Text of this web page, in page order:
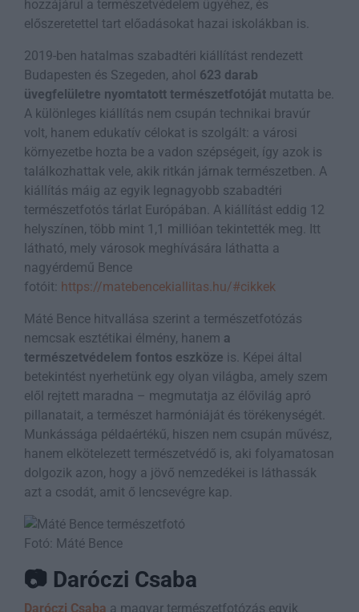
hozzájárul a természetvédelem ügyéhez, és
előszeretettel tart előadásokat hazai iskolákban is.
2019-ben hatalmas szabadtéri kiállítást rendezett
Budapesten és Szegeden, ahol 623 darab
üvegfelületre nyomtatott természetfotóját mutatta be.
A különleges kiállítás nem csupán technikai bravúr
volt, hanem edukatív célokat is szolgált: a városi
környezetbe hozta be a vadon szépségeit, így azok is
találkozhattak vele, akik ritkán járnak természetben. A
kiállítás máig az egyik legnagyobb szabadtéri
természetfotós tárlat Európában. A kiállítást eddig 12
helyszínen, több mint 1,1 millióan tekintették meg. Itt
látható, mely városok meghívására láthatta a
nagyérdemű Bence
fotóit: https://matebencekiallitas.hu/#cikkek
Máté Bence hitvallása szerint a természetfotózás
nemcsak esztétikai élmény, hanem a
természetvédelem fontos eszköze is. Képei által
betekintést nyerhetünk egy olyan világba, amely szem
elől rejtett maradna – megmutatja az élővilág apró
pillanatait, a természet harmóniáját és törékenységét.
Munkássága példaértékű, hiszen nem csupán művész,
hanem elkötelezett természetvédő is, aki folyamatosan
dolgozik azon, hogy a jövő nemzedékei is láthassák
azt a csodát, amit ő lencsevégre kap.
Fotó: Máté Bence
📷 Daróczi Csaba
Daróczi Csaba a magyar természetfotózás egyik